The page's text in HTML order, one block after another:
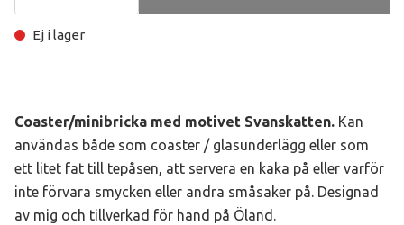
Ej i lager
Coaster/minibricka med motivet Svanskatten. Kan
användas både som coaster / glasunderlägg eller som
ett litet fat till tepåsen, att servera en kaka på eller varför
inte förvara smycken eller andra småsaker på. Designad
av mig och tillverkad för hand på Öland.